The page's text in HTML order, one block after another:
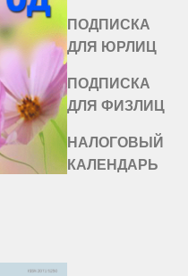
ПОДПИСКА
ДЛЯ ЮРЛИЦ
ПОДПИСКА
ДЛЯ ФИЗЛИЦ
НАЛОГОВЫЙ
КАЛЕНДАРЬ